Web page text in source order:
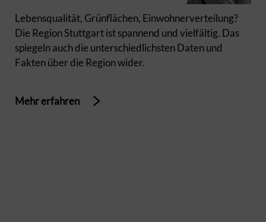
Lebensqualität, Grünflächen, Einwohnerverteilung?
Die Region Stuttgart ist spannend und vielfältig. Das
spiegeln auch die unterschiedlichsten Daten und
Fakten über die Region wider.
Mehr erfahren